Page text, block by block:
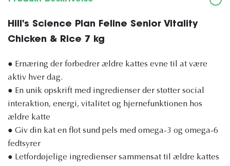
Hill's Science Plan Feline Senior Vitality
Chicken & Rice 7 kg
● Ernæring der forbedrer ældre kattes evne til at være
aktiv hver dag.
● En unik opskrift med ingredienser der støtter social
interaktion, energi, vitalitet og hjernefunktionen hos
ældre katte
● Giv din kat en flot sund pels med omega-3 og omega-6
fedtsyrer
● Letfordøjelige ingredienser sammensat til ældre kattes